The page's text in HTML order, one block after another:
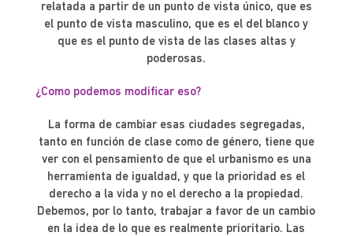
relatada a partir de un punto de vista único, que es
el punto de vista masculino, que es el del blanco y
que es el punto de vista de las clases altas y
poderosas.
¿Como podemos modificar eso?
La forma de cambiar esas ciudades segregadas,
tanto en función de clase como de género, tiene que
ver con el pensamiento de que el urbanismo es una
herramienta de igualdad, y que la prioridad es el
derecho a la vida y no el derecho a la propiedad.
Debemos, por lo tanto, trabajar a favor de un cambio
en la idea de lo que es realmente prioritario. Las